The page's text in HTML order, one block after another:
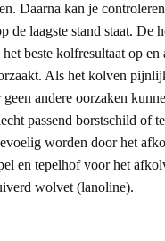
Daarna kan je
de laagste stand staat. De
beste kolfresultaat op en
Als het kolven
andere oorzaken
passend borstschild of
worden door het
en tepelhof voor het
wolvet (lanoline).